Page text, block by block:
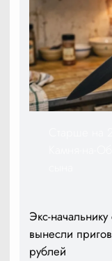
Экс-
вынесли
рублей